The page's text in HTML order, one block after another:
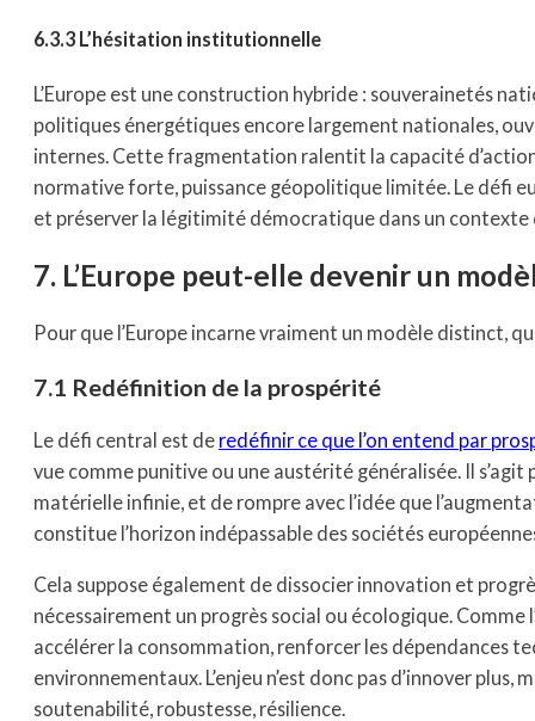
6.3.3 L’hésitation institutionnelle
L’Europe est une construction hybride : souverainetés
politiques énergétiques encore largement nationales,
internes. Cette fragmentation ralentit la capacité
normative forte, puissance géopolitique limitée. Le défi
et préserver la légitimité démocratique dans un
7. L’Europe peut-elle devenir un
Pour que l’Europe incarne vraiment un modèle distinct,
7.1 Redéfinition de la prospérité
Le défi central est de redéfinir ce que l’on entend par
vue comme punitive ou une austérité généralisée. Il
matérielle infinie, et de rompre avec l’idée que
constitue l’horizon indépassable des sociétés
Cela suppose également de dissocier innovation et
nécessairement un progrès social ou écologique. Comme
accélérer la consommation, renforcer les dépendances
environnementaux. L’enjeu n’est donc pas d’innover
soutenabilité, robustesse, résilience.